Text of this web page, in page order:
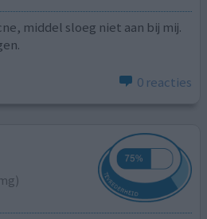
middel sloeg niet aan bij mij.
0 reacties